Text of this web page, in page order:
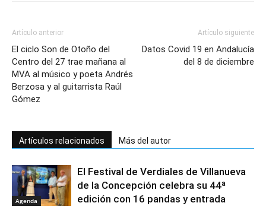
Artículo anterior
El ciclo Son de Otoño del
Centro del 27 trae mañana al
MVA al músico y poeta Andrés
Berzosa y al guitarrista Raúl
Gómez
Artículo siguiente
Datos Covid 19 en Andalucía
del 8 de diciembre
Artículos relacionados Más del autor
Agenda
El Festival de Verdiales de Villanueva
de la Concepción celebra su 44ª
edición con 16 pandas y entrada